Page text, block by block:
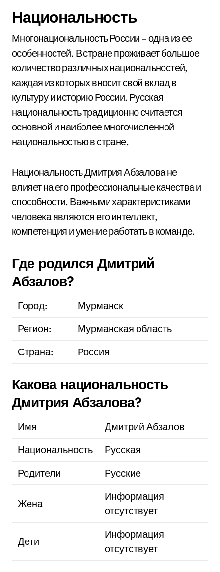
Национальность
Многонациональность России – одна из ее
особенностей. В стране проживает большое
количество различных национальностей,
каждая из которых вносит свой вклад в
культуру и историю России. Русская
национальность традиционно считается
основной и наиболее многочисленной
национальностью в стране.
Национальность Дмитрия Абзалова не
влияет на его профессиональные качества и
способности. Важными характеристиками
человека являются его интеллект,
компетенция и умение работать в команде.
Где родился Дмитрий
Абзалов?
Город:
Мурманск
Регион:
Мурманская область
Страна:
Россия
Какова национальность
Дмитрия Абзалова?
Имя
Дмитрий Абзалов
Национальность
Русская
Родители
Русские
Жена
Информация
отсутствует
Дети
Информация
отсутствует